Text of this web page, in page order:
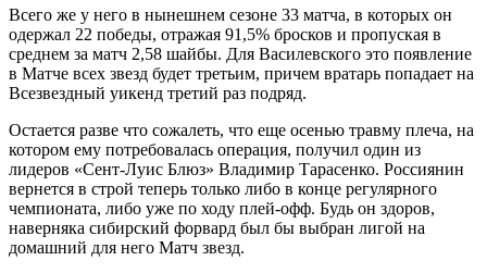
Всего же у него в нынешнем сезоне 33 матча, в которых он
одержал 22 победы, отражая 91,5% бросков и пропуская в
среднем за матч 2,58 шайбы. Для Василевского это появление
в Матче всех звезд будет третьим, причем вратарь попадает на
Всезвездный уикенд третий раз подряд.
Остается разве что сожалеть, что еще осенью травму плеча, на
котором ему потребовалась операция, получил один из
лидеров «Сент-Луис Блюз» Владимир Тарасенко. Россиянин
вернется в строй теперь только либо в конце регулярного
чемпионата, либо уже по ходу плей-офф. Будь он здоров,
наверняка сибирский форвард был бы выбран лигой на
домашний для него Матч звезд.